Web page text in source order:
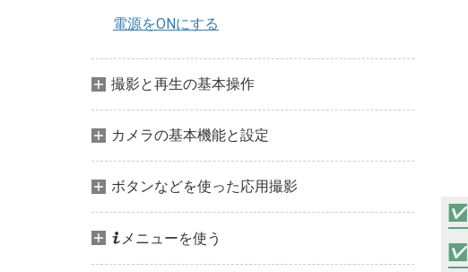
電源をONにする
撮影と再生の基本操作
カメラの基本機能と設定
ボタンなどを使った応用撮影
iメニューを使う